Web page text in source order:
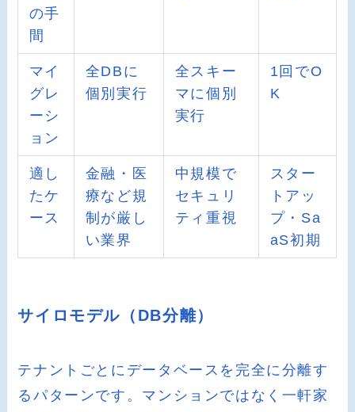
の手
間
マイ
グレ
ーシ
ョン
全DBに
個別実行
全スキー
マに個別
実行
1回でO
K
適し
たケ
ース
金融・医
療など規
制が厳し
い業界
中規模で
セキュリ
ティ重視
スター
トアッ
プ・Sa
aS初期
サイロモデル（DB分離）
テナントごとにデータベースを完全に分離す
るパターンです。マンションではなく一軒家